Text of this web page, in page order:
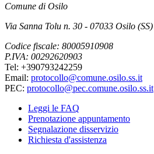
Comune di Osilo
Via Sanna Tolu n. 30 - 07033 Osilo (SS)
Codice fiscale: 80005910908
P.IVA: 00292620903
Tel: +390793242259
Email: protocollo@comune.osilo.ss.it
PEC: protocollo@pec.comune.osilo.ss.it
Leggi le FAQ
Prenotazione appuntamento
Segnalazione disservizio
Richiesta d'assistenza